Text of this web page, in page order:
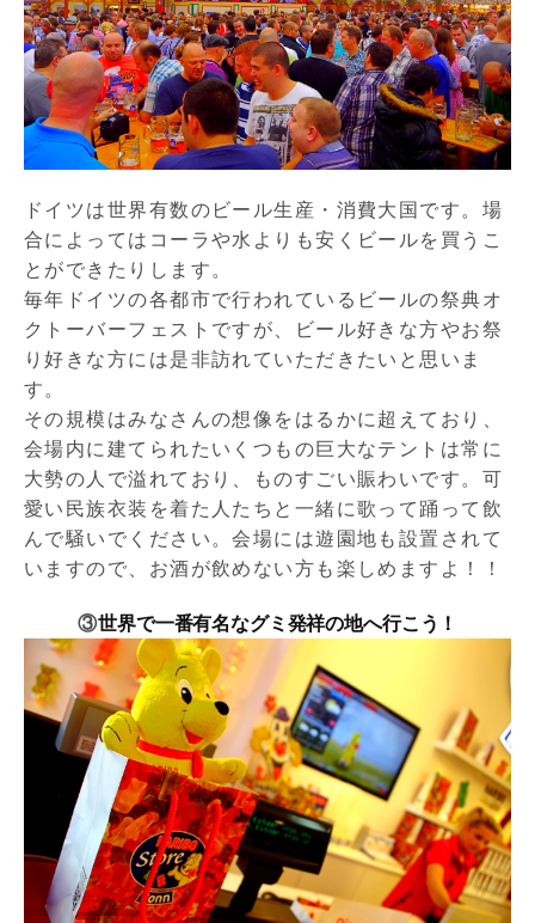
ドイツは世界有数のビール生産・消費大国です。場
合によってはコーラや水よりも安くビールを買うこ
とができたりします。
毎年ドイツの各都市で行われているビールの祭典オ
クトーバーフェストですが、ビール好きな方やお祭
り好きな方には是非訪れていただきたいと思いま
す。
その規模はみなさんの想像をはるかに超えており、
会場内に建てられたいくつもの巨大なテントは常に
大勢の人で溢れており、ものすごい賑わいです。可
愛い民族衣装を着た人たちと一緒に歌って踊って飲
んで騒いでください。会場には遊園地も設置されて
いますので、お酒が飲めない方も楽しめますよ！！
③世界で一番有名なグミ発祥の地へ行こう！